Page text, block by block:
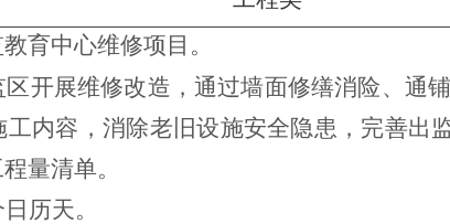
育中心维修项目。
开展维修改造，通过墙面修缮消险、通
内容，消除老旧设施安全隐患，完善出
量清单。
历天。